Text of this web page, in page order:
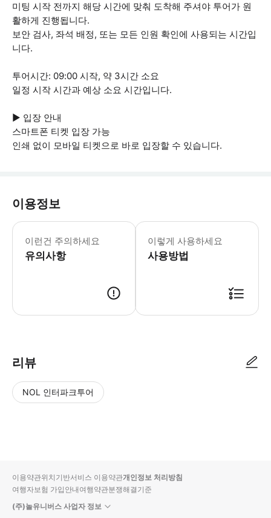
미팅 시작 전까지 해당 시간에 맞춰 도착해 주셔야 투어가 원
활하게 진행됩니다.
보안 검사, 좌석 배정, 또는 모든 인원 확인에 사용되는 시간입
니다.
투어시간: 09:00 시작, 약 3시간 소요
일정 시작 시간과 예상 소요 시간입니다.
▶ 입장 안내
스마트폰 티켓 입장 가능
인쇄 없이 모바일 티켓으로 바로 입장할 수 있습니다.
이용정보
이런건 주의하세요
유의사항
▶ 꼭 알아두세요 * 이 투어의 장소는
이렇게 사용하세요
사용방법
리뷰
NOL 인터파크투어
입니
다.
순
상
이용약관위치기반서비스 이용약관개인정보 처리방침
여행자보험 가입안내여행약관분쟁해결기준
(주)놀유니버스 사업자 정보